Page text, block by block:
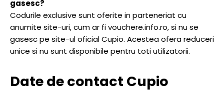
gasesc?
Codurile exclusive sunt oferite in parteneriat cu
anumite site-uri, cum ar fi vouchere.info.ro, si nu se
gasesc pe site-ul oficial Cupio. Acestea ofera reduceri
unice si nu sunt disponibile pentru toti utilizatorii.
Date de contact Cupio